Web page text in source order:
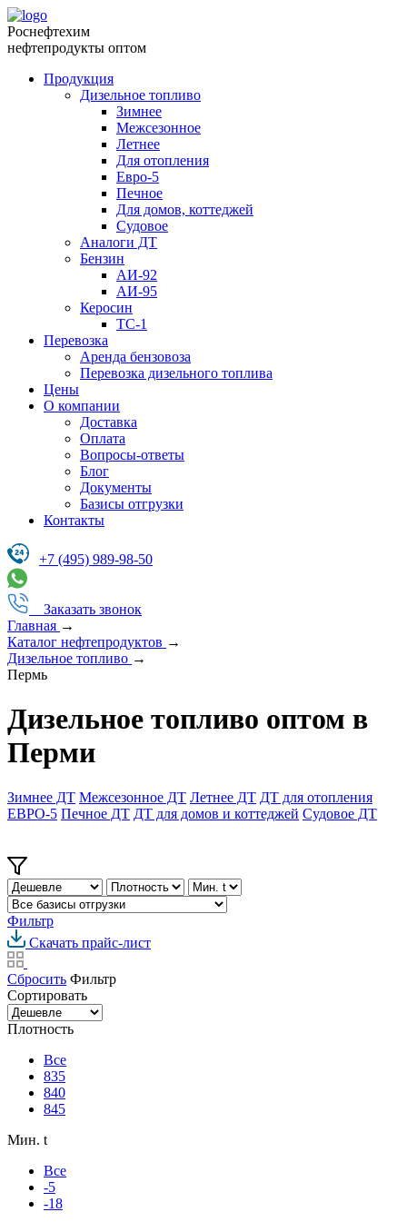
Роснефтехим
нефтепродукты оптом
Продукция
Дизельное топливо
Зимнее
Межсезонное
Летнее
Для отопления
Евро-5
Печное
Для домов, коттеджей
Судовое
Аналоги ДТ
Бензин
АИ-92
АИ-95
Керосин
ТС-1
Перевозка
Аренда бензовоза
Перевозка дизельного топлива
Цены
О компании
Доставка
Оплата
Вопросы-ответы
Блог
Документы
Базисы отгрузки
Контакты
+7 (495) 989-98-50
Заказать звонок
Главная →
Каталог нефтепродуктов →
Дизельное топливо →
Пермь
Дизельное топливо оптом в
Перми
Зимнее ДТ Межсезонное ДТ Летнее ДТ ДТ для отопления
ЕВРО-5 Печное ДТ ДТ для домов и коттеджей Судовое ДТ
Фильтр
Скачать прайс-лист
Сбросить Фильтр
Сортировать
Плотность
Все
835
840
845
Мин. t
Все
-5
-18